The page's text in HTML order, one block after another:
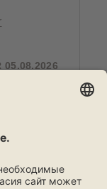
05.08.2026
05.08.2026